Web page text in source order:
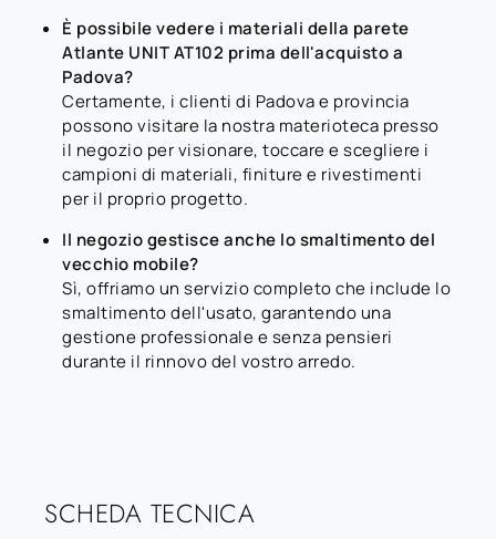
È possibile vedere i materiali della parete
Atlante UNIT AT102 prima dell'acquisto a
Padova?
Certamente, i clienti di Padova e provincia
possono visitare la nostra materioteca presso
il negozio per visionare, toccare e scegliere i
campioni di materiali, finiture e rivestimenti
per il proprio progetto.
Il negozio gestisce anche lo smaltimento del
vecchio mobile?
Sì, offriamo un servizio completo che include lo
smaltimento dell'usato, garantendo una
gestione professionale e senza pensieri
durante il rinnovo del vostro arredo.
SCHEDA TECNICA